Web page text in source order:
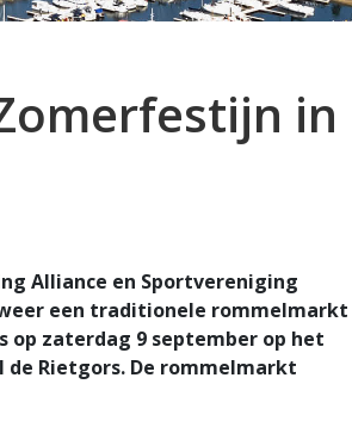
in
Alliance en Sportvereniging
een traditionele rommelmarkt
zaterdag 9 september op het
Rietgors. De rommelmarkt